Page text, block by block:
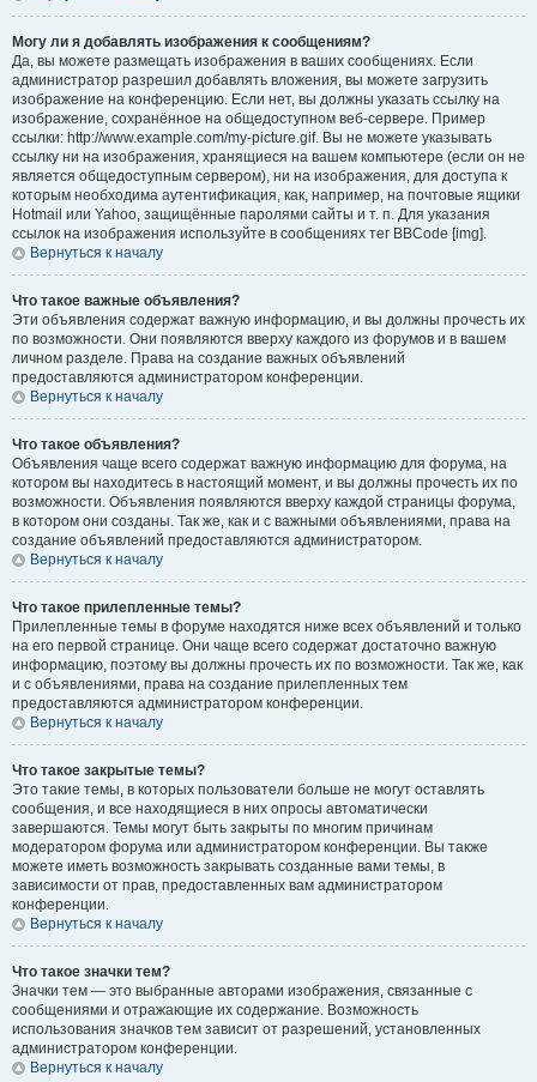
Могу ли я добавлять изображения к сообщениям?
Да, вы можете размещать изображения в ваших сообщениях. Если
администратор разрешил добавлять вложения, вы можете загрузить
изображение на конференцию. Если нет, вы должны указать ссылку на
изображение, сохранённое на общедоступном веб-сервере. Пример
ссылки: http://www.example.com/my-picture.gif. Вы не можете указывать
ссылку ни на изображения, хранящиеся на вашем компьютере (если он не
является общедоступным сервером), ни на изображения, для доступа к
которым необходима аутентификация, как, например, на почтовые ящики
Hotmail или Yahoo, защищённые паролями сайты и т. п. Для указания
ссылок на изображения используйте в сообщениях тег BBCode [img].
Вернуться к началу
Что такое важные объявления?
Эти объявления содержат важную информацию, и вы должны прочесть их
по возможности. Они появляются вверху каждого из форумов и в вашем
личном разделе. Права на создание важных объявлений
предоставляются администратором конференции.
Вернуться к началу
Что такое объявления?
Объявления чаще всего содержат важную информацию для форума, на
котором вы находитесь в настоящий момент, и вы должны прочесть их по
возможности. Объявления появляются вверху каждой страницы форума,
в котором они созданы. Так же, как и с важными объявлениями, права на
создание объявлений предоставляются администратором.
Вернуться к началу
Что такое прилепленные темы?
Прилепленные темы в форуме находятся ниже всех объявлений и только
на его первой странице. Они чаще всего содержат достаточно важную
информацию, поэтому вы должны прочесть их по возможности. Так же, как
и с объявлениями, права на создание прилепленных тем
предоставляются администратором конференции.
Вернуться к началу
Что такое закрытые темы?
Это такие темы, в которых пользователи больше не могут оставлять
сообщения, и все находящиеся в них опросы автоматически
завершаются. Темы могут быть закрыты по многим причинам
модератором форума или администратором конференции. Вы также
можете иметь возможность закрывать созданные вами темы, в
зависимости от прав, предоставленных вам администратором
конференции.
Вернуться к началу
Что такое значки тем?
Значки тем — это выбранные авторами изображения, связанные с
сообщениями и отражающие их содержание. Возможность
использования значков тем зависит от разрешений, установленных
администратором конференции.
Вернуться к началу